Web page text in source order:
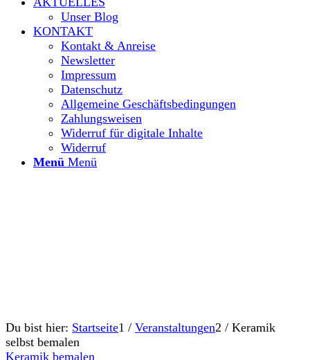
Unser Blog
KONTAKT
Kontakt & Anreise
Newsletter
Impressum
Datenschutz
Allgemeine Geschäftsbedingungen
Zahlungsweisen
Widerruf für digitale Inhalte
Widerruf
Menü Menü
Du bist hier: Startseite1 / Veranstaltungen2 / Keramik
selbst bemalen
Keramik bemalen